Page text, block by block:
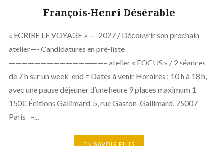
François-Henri Désérable
« ÉCRIRE LE VOYAGE » —-2027 / Découvrir son prochain
atelier—- Candidatures en pré-liste
———————————————– atelier « FOCUS » / 2 séances
de 7 h sur un week-end = Dates à venir Horaires : 10 h à 18 h,
avec une pause déjeuner d’une heure 9 places maximum 1
150€ Éditions Gallimard, 5, rue Gaston-Gallimard, 75007
Paris –…
EN SAVOIR PLUS